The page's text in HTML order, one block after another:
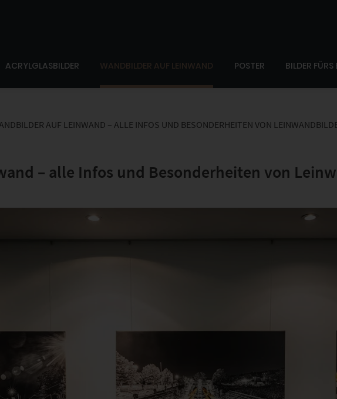
ACRYLGLASBILDER WANDBILDER AUF LEINWAND POSTER BILDER
AUF LEINWAND – ALLE INFOS UND BESONDERHEITEN VON
– alle Infos und Besonderheiten von